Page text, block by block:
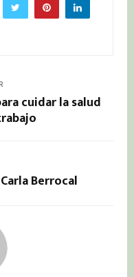
cuidar la salud
Berrocal